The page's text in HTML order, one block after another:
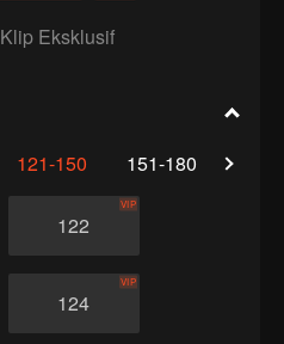
Klip Eksklusif
121-150 151-180
122
VIP
124
VIP